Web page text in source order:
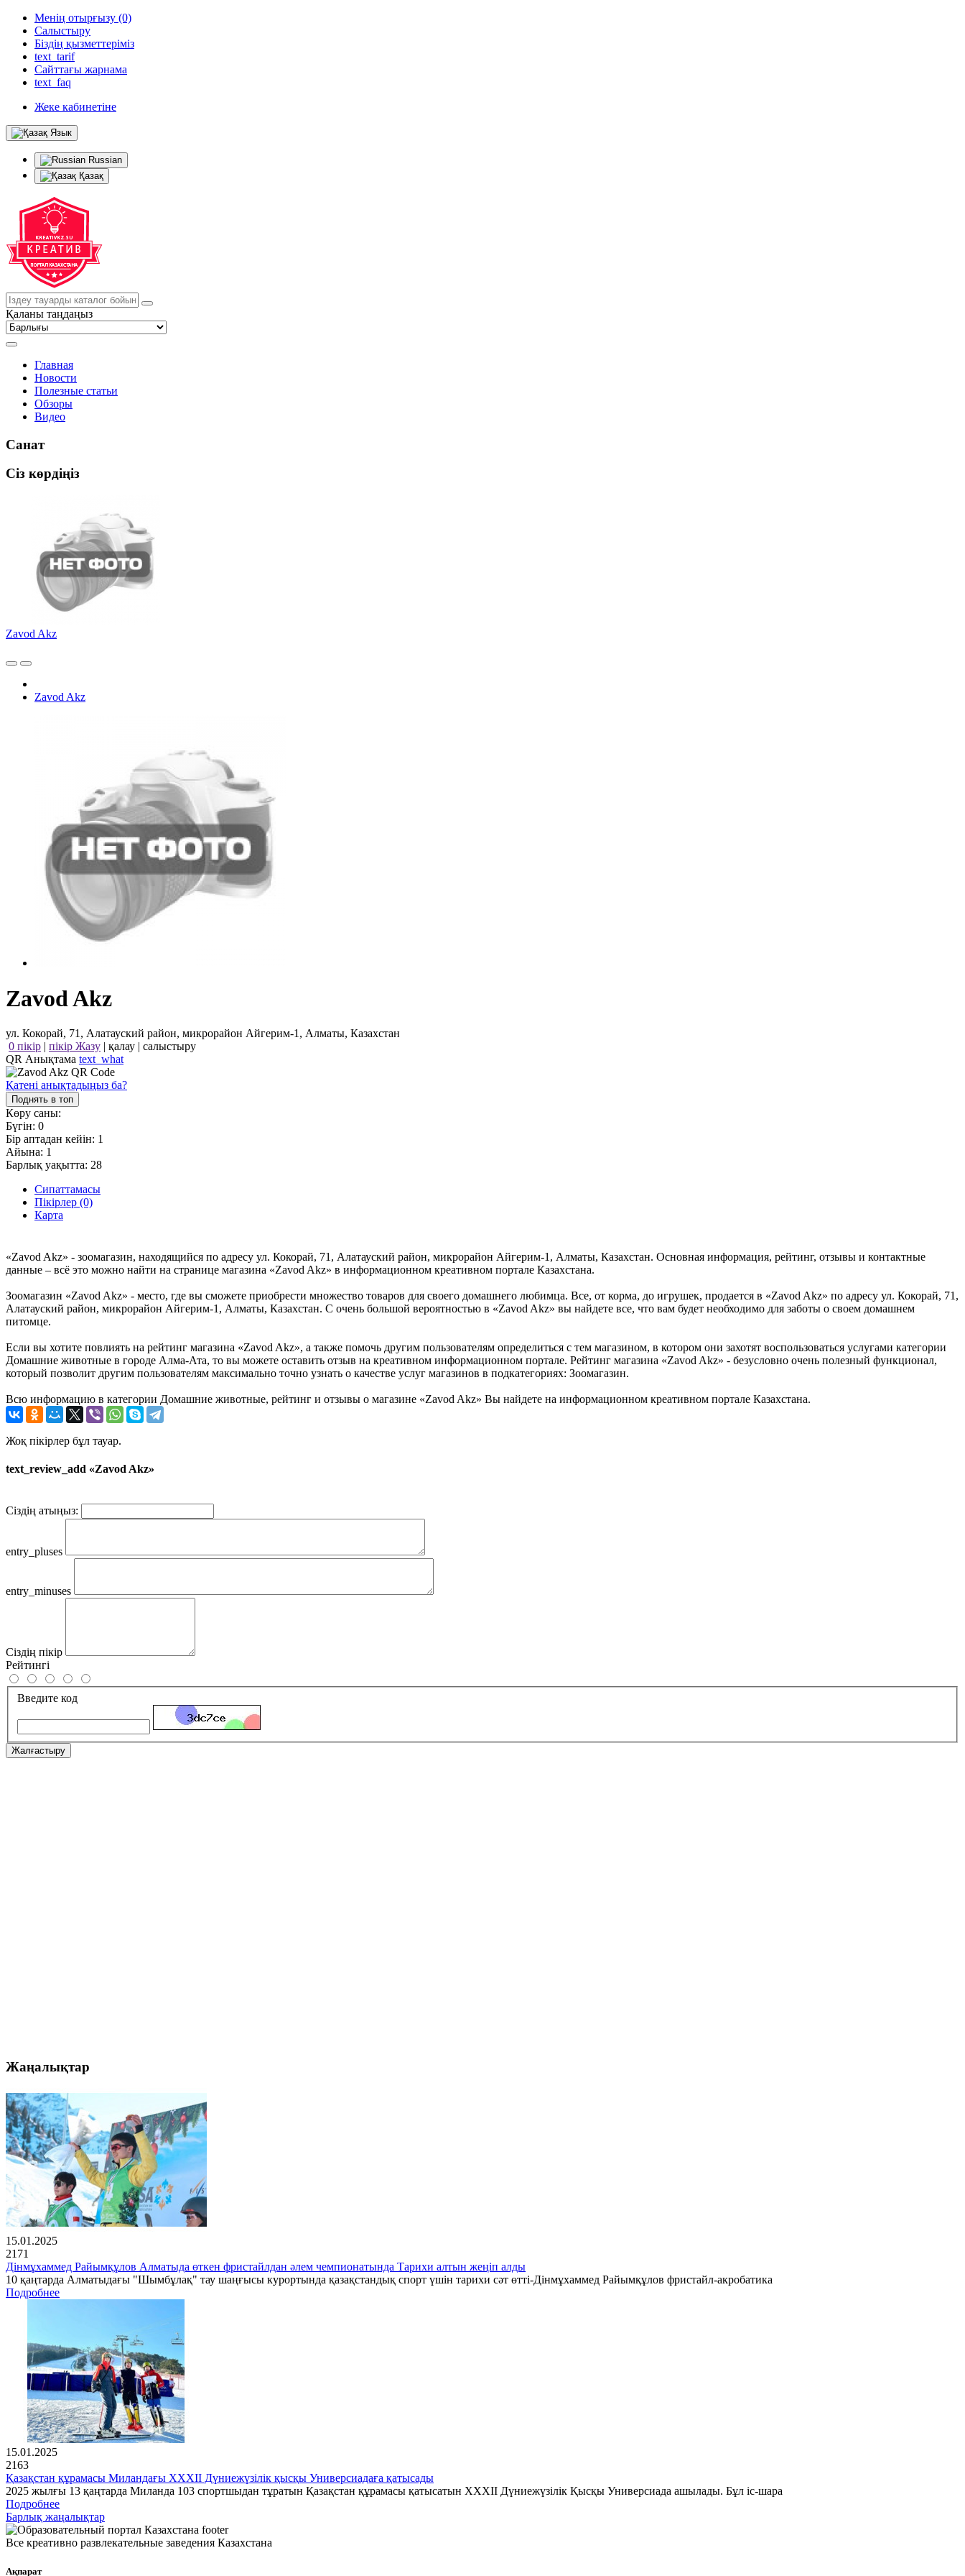
Менің отырғызу (0)
Салыстыру
Біздің қызметтеріміз
text_tarif
Сайттағы жарнама
text_faq
Жеке кабинетіне
Язык
Russian
Қазақ
Қаланы таңдаңыз
Главная
Новости
Полезные статьи
Обзоры
Видео
Санат
Сіз көрдіңіз
Zavod Akz
Zavod Akz
Zavod Akz
ул. Кокорай, 71, Алатауский район, микрорайон Айгерим-1, Алматы, Казахстан
0 пікір | пікір Жазу | қалау | салыстыру
QR Анықтама text_what
Қатені анықтадыңыз ба?
Поднять в топ
Көру саны:
Бүгін: 0
Бір аптадан кейін: 1
Айына: 1
Барлық уақытта: 28
Сипаттамасы
Пікірлер (0)
Карта
«Zavod Akz» - зоомагазин, находящийся по адресу ул. Кокорай, 71, Алатауский район, микрорайон Айгерим-1, Алматы, Казахстан. Основная информация, рейтинг, отзывы и контактные
данные – всё это можно найти на странице магазина «Zavod Akz» в информационном креативном портале Казахстана.
Зоомагазин «Zavod Akz» - место, где вы сможете приобрести множество товаров для своего домашнего любимца. Все, от корма, до игрушек, продается в «Zavod Akz» по адресу ул. Кокорай, 71,
Алатауский район, микрорайон Айгерим-1, Алматы, Казахстан. С очень большой вероятностью в «Zavod Akz» вы найдете все, что вам будет необходимо для заботы о своем домашнем
питомце.
Если вы хотите повлиять на рейтинг магазина «Zavod Akz», а также помочь другим пользователям определиться с тем магазином, в котором они захотят воспользоваться услугами категории
Домашние животные в городе Алма-Ата, то вы можете оставить отзыв на креативном информационном портале. Рейтинг магазина «Zavod Akz» - безусловно очень полезный функционал,
который позволит другим пользователям максимально точно узнать о качестве услуг магазинов в подкатегориях: Зоомагазин.
Всю информацию в категории Домашние животные, рейтинг и отзывы о магазине «Zavod Akz» Вы найдете на информационном креативном портале Казахстана.
Жоқ пікірлер бұл тауар.
text_review_add «Zavod Akz»
Сіздің атыңыз:
entry_pluses
entry_minuses
Сіздің пікір
Рейтингі
Введите код
Жалғастыру
Жаңалықтар
15.01.2025
2171
Дінмұхаммед Райымқұлов Алматыда өткен фристайлдан әлем чемпионатында Тарихи алтын жеңіп алды
10 қаңтарда Алматыдағы "Шымбұлақ" тау шаңғысы курортында қазақстандық спорт үшін тарихи сәт өтті-Дінмұхаммед Райымқұлов фристайл-акробатика
Подробнее
15.01.2025
2163
Қазақстан құрамасы Миландағы XXXII Дүниежүзілік қысқы Универсиадаға қатысады
2025 жылғы 13 қаңтарда Миланда 103 спортшыдан тұратын Қазақстан құрамасы қатысатын XXXII Дүниежүзілік Қысқы Универсиада ашылады. Бұл іс-шара
Подробнее
Барлық жаңалықтар
Все креативно развлекательные заведения Казахстана
Ақпарат